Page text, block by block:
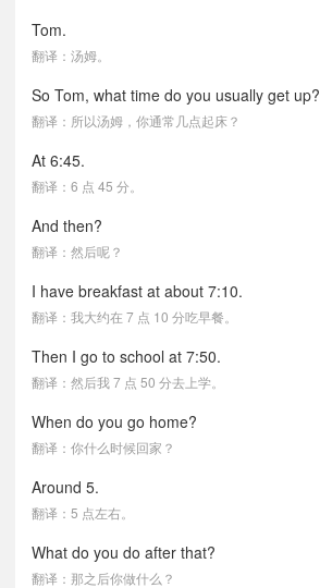
Tom.
翻译：汤姆。
So Tom, what time do you usually get up?
翻译：所以汤姆，你通常几点起床？
At 6:45.
翻译：6 点 45 分。
And then?
翻译：然后呢？
I have breakfast at about 7:10.
翻译：我大约在 7 点 10 分吃早餐。
Then I go to school at 7:50.
翻译：然后我 7 点 50 分去上学。
When do you go home?
翻译：你什么时候回家？
Around 5.
翻译：5 点左右。
What do you do after that?
翻译：那之后你做什么？